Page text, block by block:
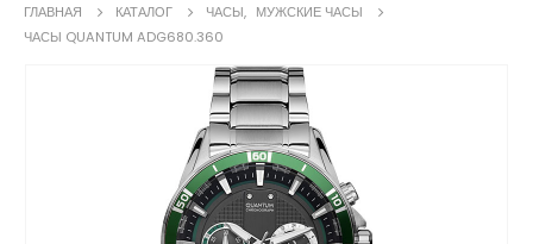
ГЛАВНАЯ КАТАЛОГ ЧАСЫ, МУЖСКИЕ ЧАСЫ
ЧАСЫ QUANTUM ADG680.360